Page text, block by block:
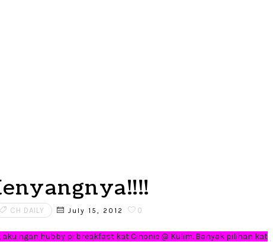
CH DAILY July 15, 2012 0
ngan hubby pi breakfast kat Cinonie @ Kulim. Banyak pilihan kat